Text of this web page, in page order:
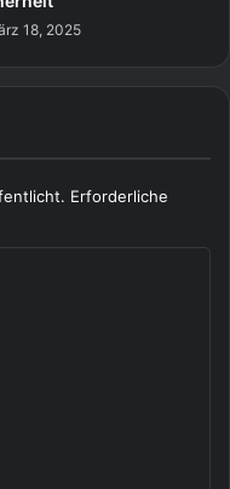
18, 2025
Erforderliche